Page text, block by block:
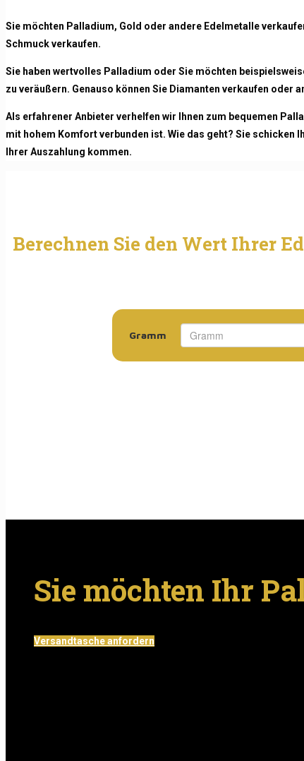
Sie möchten Palladium, Gold oder andere Edelmetalle
Schmuck verkaufen.
Sie haben wertvolles Palladium oder Sie möchten
zu veräußern. Genauso können Sie Diamanten verkaufen oder
Als erfahrener Anbieter verhelfen wir Ihnen zum bequemen
mit hohem Komfort verbunden ist. Wie das geht? Sie schicken
Ihrer Auszahlung kommen.
Berechnen Sie den Wert Ihrer
Sie möchten Ihr
Versandtasche anfordern